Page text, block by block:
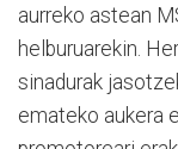
aurreko astean
helburuarekin.
sinadurak
emateko aukera